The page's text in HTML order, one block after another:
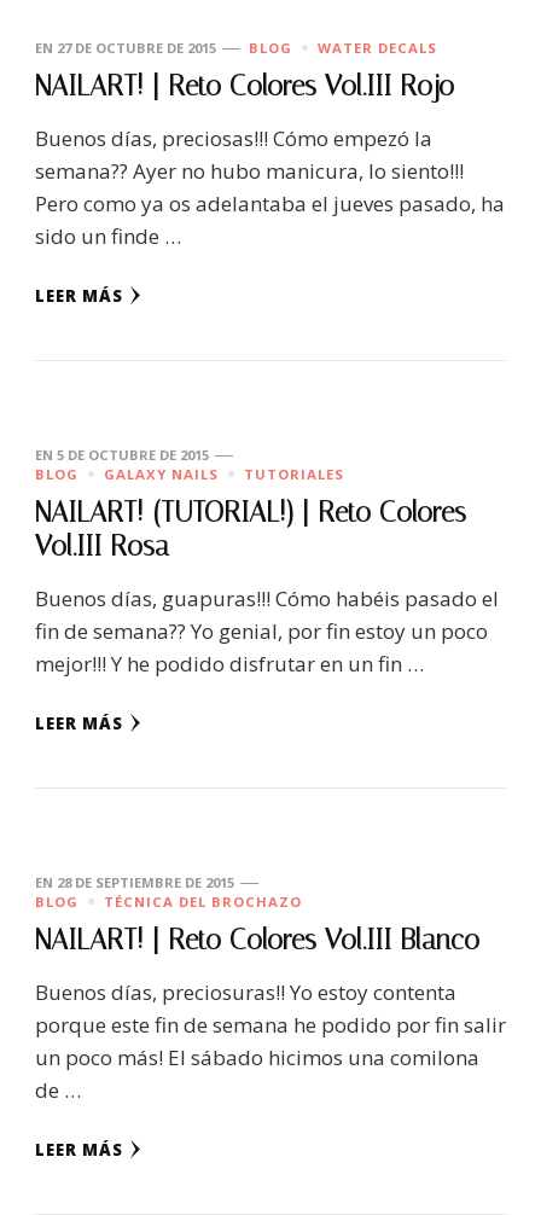
EN 27 DE OCTUBRE DE 2015 BLOG WATER DECALS
NAILART! | Reto Colores Vol.III Rojo
Buenos días, preciosas!!! Cómo empezó la
semana?? Ayer no hubo manicura, lo siento!!!
Pero como ya os adelantaba el jueves pasado, ha
sido un finde …
LEER MÁS
EN 5 DE OCTUBRE DE 2015
BLOG
GALAXY NAILS TUTORIALES
NAILART! (TUTORIAL!) | Reto Colores
Vol.III Rosa
Buenos días, guapuras!!! Cómo habéis pasado el
fin de semana?? Yo genial, por fin estoy un poco
mejor!!! Y he podido disfrutar en un fin …
LEER MÁS
EN 28 DE SEPTIEMBRE DE 2015
BLOG
TÉCNICA DEL BROCHAZO
NAILART! | Reto Colores Vol.III Blanco
Buenos días, preciosuras!! Yo estoy contenta
porque este fin de semana he podido por fin salir
un poco más! El sábado hicimos una comilona
de …
LEER MÁS